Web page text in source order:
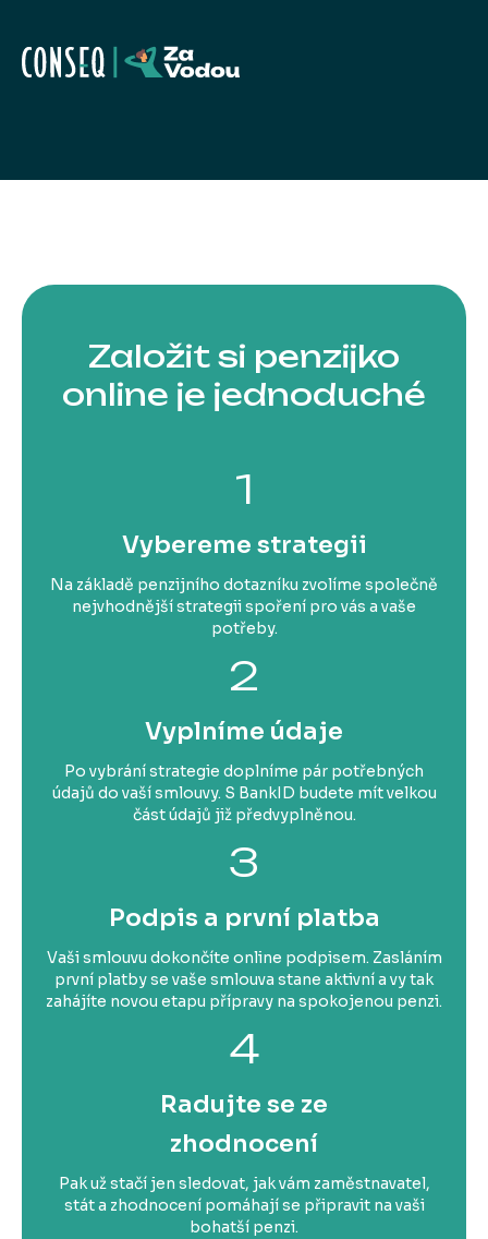
Založit si penzijko
online je jednoduché
1
Vybereme strategii
Na základě penzijního dotazníku zvolíme společně
nejvhodnější strategii spoření pro vás a vaše
potřeby.
2
Vyplníme údaje
Po vybrání strategie doplníme pár potřebných
údajů do vaší smlouvy. S BankID budete mít velkou
část údajů již předvyplněnou.
3
Podpis a první platba
Vaši smlouvu dokončíte online podpisem. Zasláním
první platby se vaše smlouva stane aktivní a vy tak
zahájíte novou etapu přípravy na spokojenou penzi.
4
Radujte se ze
zhodnocení
Pak už stačí jen sledovat, jak vám zaměstnavatel,
stát a zhodnocení pomáhají se připravit na vaši
bohatší penzi.